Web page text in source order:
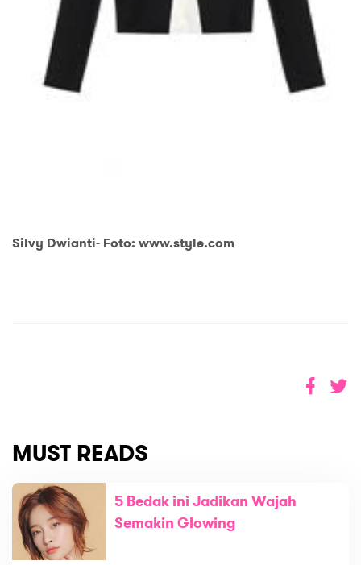
Silvy Dwianti- Foto: www.style.com
MUST READS
5 Bedak ini Jadikan Wajah
Semakin Glowing